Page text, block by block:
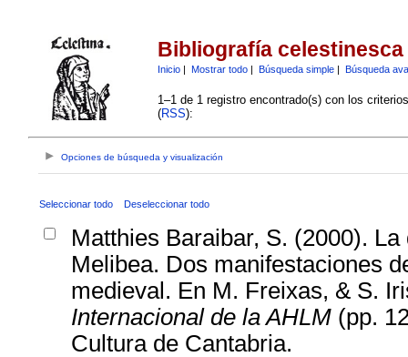
Bibliografía celestinesca
Inicio| Mostrar todo| Búsqueda simple| Búsqueda
1–1 de 1 registro encontrado(s) con los
(RSS):
Opciones de búsqueda y visualización
Seleccionar todo Deseleccionar todo
Matthies Baraibar, S. (2000).
Melibea. Dos manifestaciones
medieval. En M. Freixas, & S.
Internacional de la AHLM(pp.
Cultura de Cantabria.